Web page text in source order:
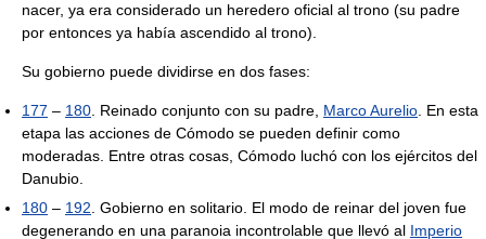
nacer, ya era considerado un heredero oficial al trono (su padre
por entonces ya había ascendido al trono).
Su gobierno puede dividirse en dos fases:
177 – 180 . Reinado conjunto con su padre, Marco Aurelio . En esta
etapa las acciones de Cómodo se pueden definir como
moderadas. Entre otras cosas, Cómodo luchó con los ejércitos del
Danubio.
180 – 192 . Gobierno en solitario. El modo de reinar del joven fue
degenerando en una paranoia incontrolable que llevó al Imperio